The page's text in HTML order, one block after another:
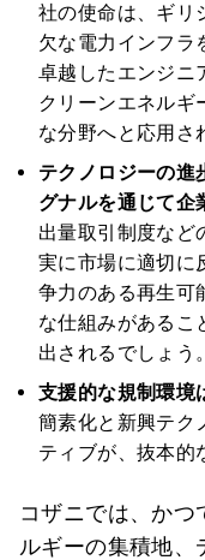
社の使命は、ギリ
欠な電力インフラ
卓越したエンジニ
クリーンエネルギ
な分野へと応用さ
テクノロジーの進
グナルを通じて企
出量取引制度など
実に市場に適切に
争力のある再生可
な仕組みがあるこ
出されるでしょう。
支援的な規制環境
簡素化と新興テク
ティブが、抜本的
コザニでは、かつ
ルギーの集積地、